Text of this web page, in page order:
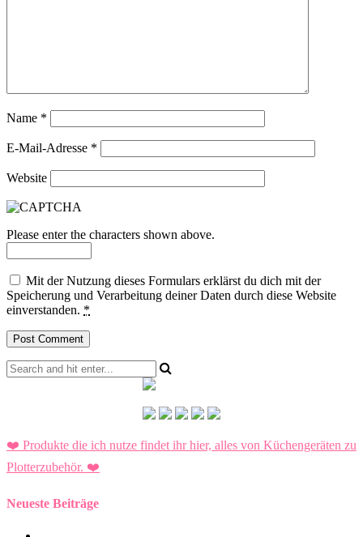
Name *
E-Mail-Adresse *
Website
Please enter the characters shown above.
Mit der Nutzung dieses Formulars erklärst du dich mit der
Speicherung und Verarbeitung deiner Daten durch diese Website
einverstanden. *
❤️ Produkte die ich nutze findet ihr hier, alles von Küchengeräten zu
Plotterzubehör. ❤️
Neueste Beiträge